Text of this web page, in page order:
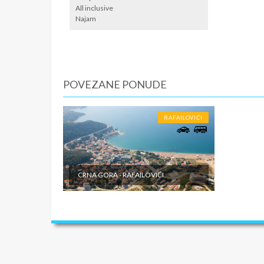
All inclusive
Najam
klima
POVEZANE PONUDE
RAFAILOVIĆI
CRNA GORA - RAFAILOVIĆI